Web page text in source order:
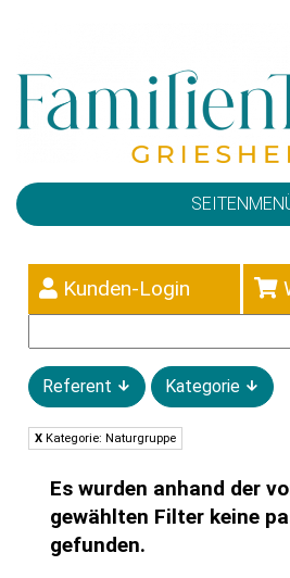
Kunden-Login
Referent Kategorie
X Kategorie: Naturgruppe
Es wurden anhand der
gewählten Filter keine
gefunden.